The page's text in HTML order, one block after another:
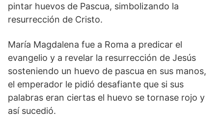
pintar huevos de Pascua, simbolizando la
resurrección de Cristo.
María Magdalena fue a Roma a predicar el
evangelio y a revelar la resurrección de Jesús
sosteniendo un huevo de pascua en sus manos,
el emperador le pidió desafiante que si sus
palabras eran ciertas el huevo se tornase rojo y
así sucedió.